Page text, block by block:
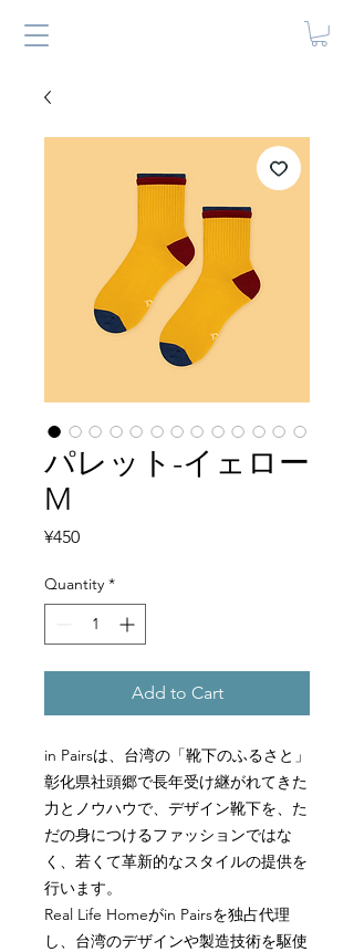
パレット-イェロー
M
¥450Price
Quantity *
Add to Cart
in Pairsは、台湾の「靴下のふるさと」
彰化県社頭郷で長年受け継がれてきた
力とノウハウで、デザイン靴下を、た
だの身につけるファッションではな
く、若くて革新的なスタイルの提供を
行います。
Real Life Homeがin Pairsを独占代理
し、台湾のデザインや製造技術を駆使